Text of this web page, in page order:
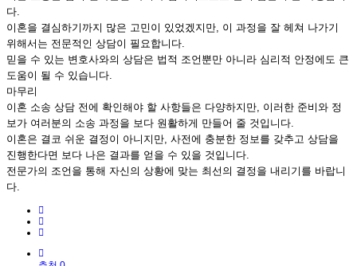
다.
이혼을 결심하기까지 많은 고민이 있었겠지만, 이 과정을 잘 헤쳐 나가기
위해서는 전문적인 상담이 필요합니다.
믿을 수 있는 변호사와의 상담은 법적 조언뿐만 아니라 심리적 안정에도 큰
도움이 될 수 있습니다.
마무리
이혼 소송 상담 전에 확인해야 할 사항들은 다양하지만, 이러한 준비와 정
보가 여러분의 소송 과정을 보다 원활하게 만들어 줄 것입니다.
이혼은 결코 쉬운 결정이 아니지만, 사전에 충분한 정보를 갖추고 상담을
진행한다면 보다 나은 결과를 얻을 수 있을 것입니다.
전문가의 조언을 통해 자신의 상황에 맞는 최선의 결정을 내리기를 바랍니
다.